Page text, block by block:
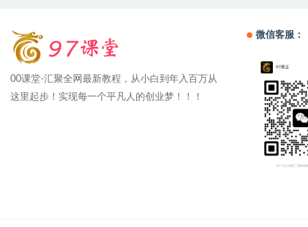
00课堂-汇聚全网最新教程，从小白到年入百万从
这里起步！实现每一个平凡人的创业梦！！！
微信客服：